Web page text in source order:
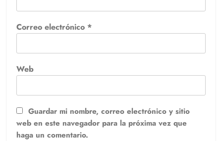
Correo electrónico *
Web
Guardar mi nombre, correo electrónico y sitio
web en este navegador para la próxima vez que
haga un comentario.